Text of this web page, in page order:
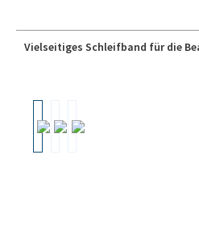
Vielseitiges Schleifband für die